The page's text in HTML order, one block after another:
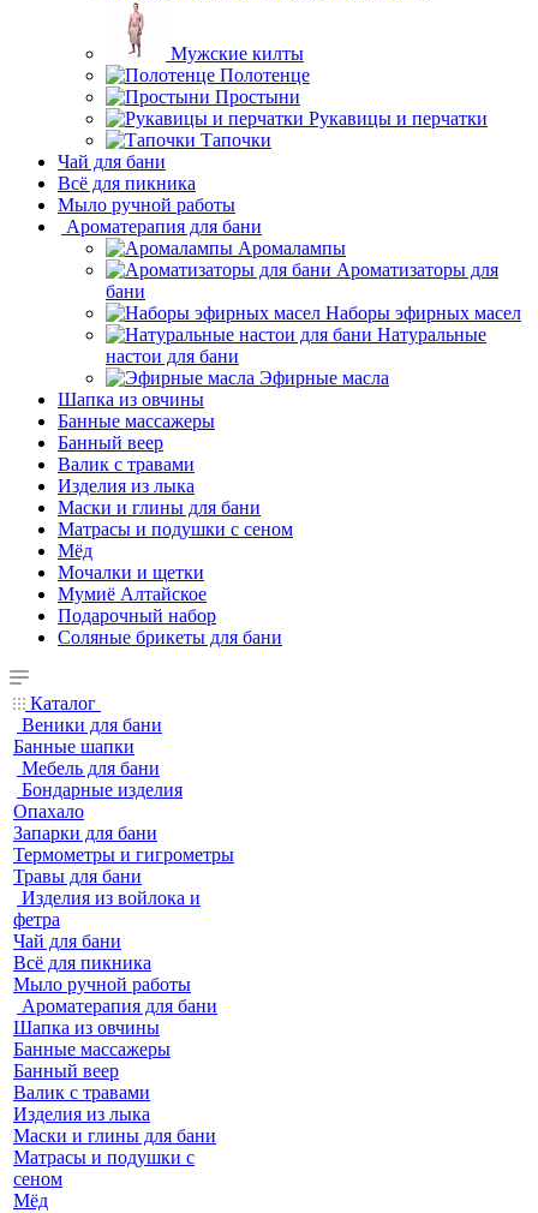
Мужские килты
Полотенце
Простыни
Рукавицы и перчатки
Тапочки
Чай для бани
Всё для пикника
Мыло ручной работы
Ароматерапия для бани
Аромалампы
Ароматизаторы для
бани
Наборы эфирных масел
Натуральные
настои для бани
Эфирные масла
Шапка из овчины
Банные массажеры
Банный веер
Валик с травами
Изделия из лыка
Маски и глины для бани
Матрасы и подушки с сеном
Мёд
Мочалки и щетки
Мумиё Алтайское
Подарочный набор
Соляные брикеты для бани
Каталог
Веники для бани
Банные шапки
Мебель для бани
Бондарные изделия
Опахало
Запарки для бани
Термометры и гигрометры
Травы для бани
Изделия из войлока и
фетра
Чай для бани
Всё для пикника
Мыло ручной работы
Ароматерапия для бани
Шапка из овчины
Банные массажеры
Банный веер
Валик с травами
Изделия из лыка
Маски и глины для бани
Матрасы и подушки с
сеном
Мёд